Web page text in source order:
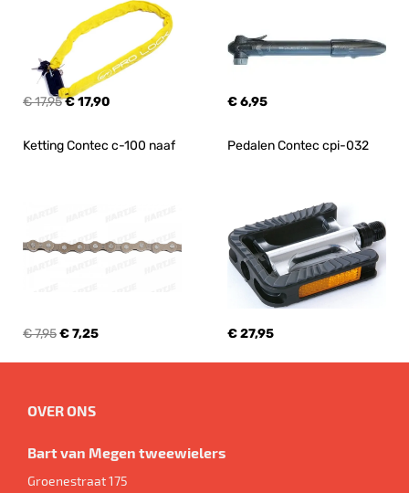
€ 17,95€ 17,90 € 6,95
Ketting Contec c-100 naaf
€ 7,95€ 7,25
Pedalen Contec cpi-032
€ 27,95
OVER ONS
Bart van Megen tweewielers
Groenestraat 175